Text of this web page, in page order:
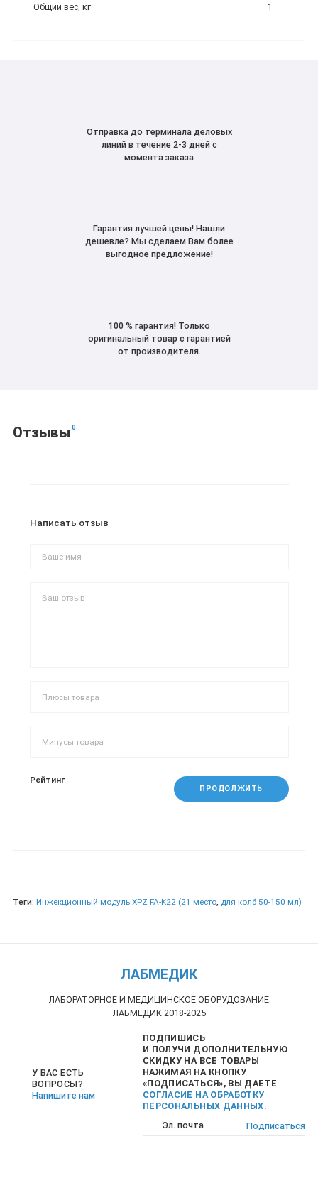
Общий вес, кг
1
Отправка до терминала деловых
линий в течение 2-3 дней с
момента заказа
Гарантия лучшей цены! Нашли
дешевле? Мы сделаем Вам более
выгодное предложение!
100 % гарантия! Только
оригинальный товар с гарантией
от производителя.
Отзывы 0
Написать отзыв
Рейтинг
ПРОДОЛЖИТЬ
Теги: Инжекционный модуль XPZ FA-K22 (21 место, для колб 50-150 мл)
ЛАБМЕДИК
ЛАБОРАТОРНОЕ И МЕДИЦИНСКОЕ ОБОРУДОВАНИЕ
ЛАБМЕДИК 2018-2025
У ВАС ЕСТЬ
ВОПРОСЫ?
Напишите нам
ПОДПИШИСЬ
И ПОЛУЧИ ДОПОЛНИТЕЛЬНУЮ
СКИДКУ НА ВСЕ ТОВАРЫ
НАЖИМАЯ НА КНОПКУ
«ПОДПИСАТЬСЯ», ВЫ ДАЕТЕ
СОГЛАСИЕ НА ОБРАБОТКУ
ПЕРСОНАЛЬНЫХ ДАННЫХ.
Подписаться